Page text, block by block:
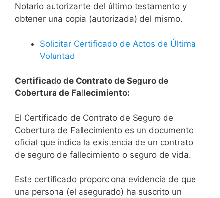
Notario autorizante del último testamento y
obtener una copia (autorizada) del mismo.
Solicitar Certificado de Actos de Última
Voluntad
Certificado de Contrato de Seguro de
Cobertura de Fallecimiento:
El Certificado de Contrato de Seguro de
Cobertura de Fallecimiento es un documento
oficial que indica la existencia de un contrato
de seguro de fallecimiento o seguro de vida.
Este certificado proporciona evidencia de que
una persona (el asegurado) ha suscrito un